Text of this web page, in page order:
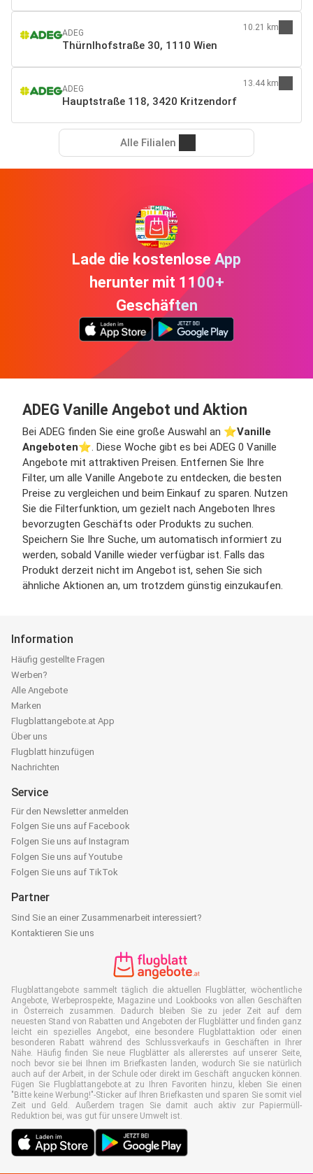
ADEG
Thürnlhofstraße 30, 1110 Wien
10.21 km
ADEG
Hauptstraße 118, 3420 Kritzendorf
13.44 km
Alle Filialen
Lade die kostenlose App
herunter mit 1100+
Geschäften
ADEG Vanille Angebot und Aktion
Bei ADEG finden Sie eine große Auswahl an ⭐️Vanille
Angeboten⭐️. Diese Woche gibt es bei ADEG 0 Vanille
Angebote mit attraktiven Preisen. Entfernen Sie Ihre
Filter, um alle Vanille Angebote zu entdecken, die besten
Preise zu vergleichen und beim Einkauf zu sparen. Nutzen
Sie die Filterfunktion, um gezielt nach Angeboten Ihres
bevorzugten Geschäfts oder Produkts zu suchen.
Speichern Sie Ihre Suche, um automatisch informiert zu
werden, sobald Vanille wieder verfügbar ist. Falls das
Produkt derzeit nicht im Angebot ist, sehen Sie sich
ähnliche Aktionen an, um trotzdem günstig einzukaufen.
Information
Häufig gestellte Fragen
Werben?
Alle Angebote
Marken
Flugblattangebote.at App
Über uns
Flugblatt hinzufügen
Nachrichten
Service
Für den Newsletter anmelden
Folgen Sie uns auf Facebook
Folgen Sie uns auf Instagram
Folgen Sie uns auf Youtube
Folgen Sie uns auf TikTok
Partner
Sind Sie an einer Zusammenarbeit interessiert?
Kontaktieren Sie uns
Flugblattangebote sammelt täglich die aktuellen Flugblätter, wöchentliche
Angebote, Werbeprospekte, Magazine und Lookbooks von allen Geschäften
in Österreich zusammen. Dadurch bleiben Sie zu jeder Zeit auf dem
neuesten Stand von Rabatten und Angeboten der Flugblätter und finden ganz
leicht ein spezielles Angebot, eine besondere Flugblattaktion oder einen
besonderen Rabatt während des Schlussverkaufs in Geschäften in Ihrer
Nähe. Häufig finden Sie neue Flugblätter als allererstes auf unserer Seite,
noch bevor sie bei Ihnen im Briefkasten landen, wodurch Sie sie natürlich
auch auf der Arbeit, in der Schule oder direkt im Geschäft angucken können.
Fügen Sie Flugblattangebote.at zu Ihren Favoriten hinzu, kleben Sie einen
"Bitte keine Werbung!"-Sticker auf Ihren Briefkasten und sparen Sie somit viel
Zeit und Geld. Außerdem tragen Sie damit auch aktiv zur Papiermüll-
Reduktion bei, was gut für unsere Umwelt ist.